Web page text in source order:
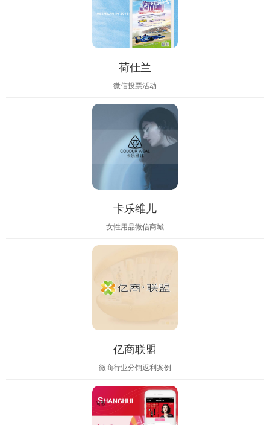
荷仕兰
微信投票活动
卡乐维儿
女性用品微信商城
亿商联盟
微商行业分销返利案例